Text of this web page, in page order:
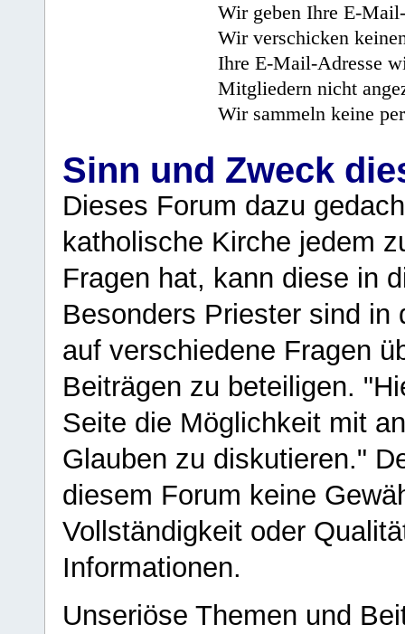
Wir geben Ihre E-
Wir verschicken
Ihre E-Mail-Adresse
Mitgliedern nicht
Wir sammeln keine
Sinn und Zweck
Dieses Forum dazu
katholische Kirche jedem
Fragen hat, kann diese in
Besonders Priester sind in
auf verschiedene Fragen
Beiträgen zu beteiligen.
Seite die Möglichkeit mit
Glauben zu diskutieren."
diesem Forum keine
Vollständigkeit oder
Informationen.
Unseriöse Themen und